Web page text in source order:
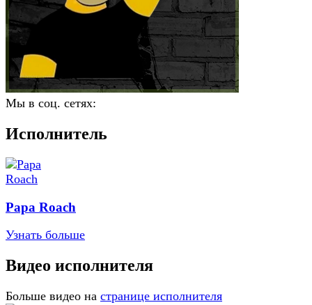
Мы в соц. сетях:
Исполнитель
Papa Roach
Узнать больше
Видео исполнителя
Больше видео на странице исполнителя